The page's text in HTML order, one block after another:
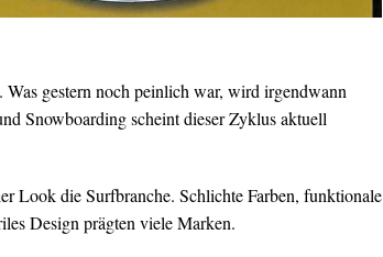
gestern noch peinlich war, wird irgendwann
Snowboarding scheint dieser Zyklus aktuell
Look die Surfbranche. Schlichte Farben, funktionale
Design prägten viele Marken.